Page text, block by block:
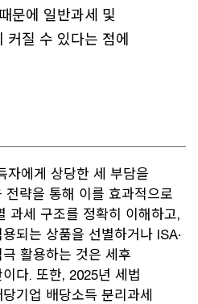
문에 일반과세 및
커질 수 있다는 점에
자에게 상당한 세 부담을
략을 통해 이를 효과적으로
과세 구조를 정확히 이해하고,
되는 상품을 선별하거나 ISA·
극 활용하는 것은 세후
다. 또한, 2025년 세법
기업 배당소득 분리과세